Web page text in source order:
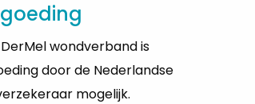
wondverband is
door de Nederlandse
mogelijk.